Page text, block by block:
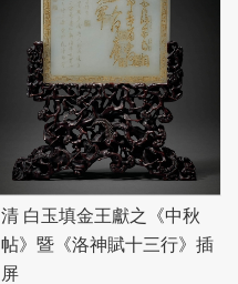
清 白玉填金王獻之《中秋
帖》暨《洛神賦十三行》插
屏